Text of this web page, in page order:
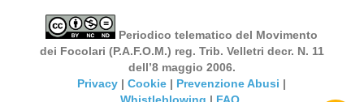
Periodico telematico del Movimento
dei Focolari (P.A.F.O.M.) reg. Trib. Velletri decr. N. 11
dell’8 maggio 2006.
Privacy |Cookie | Prevenzione Abusi |